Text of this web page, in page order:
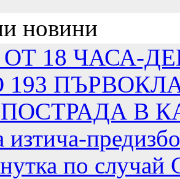
новини
18 ЧАСА-
В
изтича-
по случай